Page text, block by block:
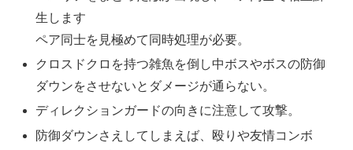
生します
ペア同士を見極めて同時処理が必要。
クロスドクロを持つ雑魚を倒し中ボスやボスの防御
ダウンをさせないとダメージが通らない。
ディレクションガードの向きに注意して攻撃。
防御ダウンさえしてしまえば、殴りや友情コンボ